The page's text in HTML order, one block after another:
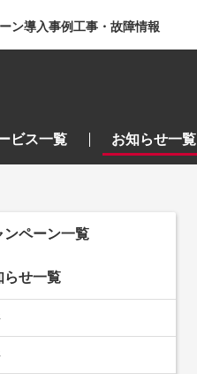
ン導入事例工事・故障情報
ビス一覧 お知らせ一覧
ンペーン一覧
らせ一覧